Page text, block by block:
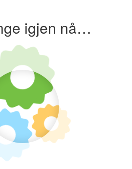
igjen nå…